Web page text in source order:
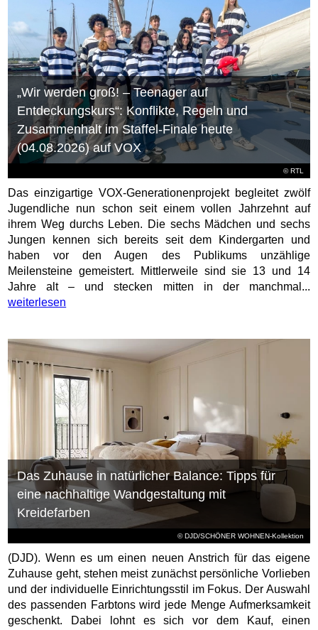
©RTL
„Wir werden groß! – Teenager auf
Entdeckungskurs“: Konflikte, Regeln und
Zusammenhalt im Staffel-Finale heute
(04.08.2026) auf VOX
Das einzigartige VOX-Generationenprojekt begleitet zwölf
Jugendliche nun schon seit einem vollen Jahrzehnt auf
ihrem Weg durchs Leben. Die sechs Mädchen und sechs
Jungen kennen sich bereits seit dem Kindergarten und
haben vor den Augen des Publikums unzählige
Meilensteine gemeistert. Mittlerweile sind sie 13 und 14
Jahre alt – und stecken mitten in der manchmal...
weiterlesen
© DJD/SCHÖNER WOHNEN-Kollektion
Das Zuhause in natürlicher Balance: Tipps für
eine nachhaltige Wandgestaltung mit
Kreidefarben
(DJD). Wenn es um einen neuen Anstrich für das eigene
Zuhause geht, stehen meist zunächst persönliche Vorlieben
und der individuelle Einrichtungsstil im Fokus. Der Auswahl
des passenden Farbtons wird jede Menge Aufmerksamkeit
geschenkt. Dabei lohnt es sich vor dem Kauf, einen